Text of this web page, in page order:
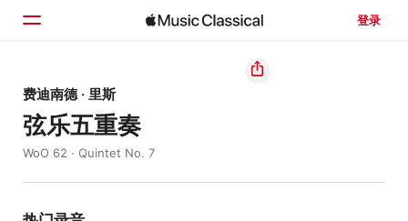
登录
主页
浏览
费迪南德 · 里斯
弦乐五重奏
WoO 62 · Quintet No. 7